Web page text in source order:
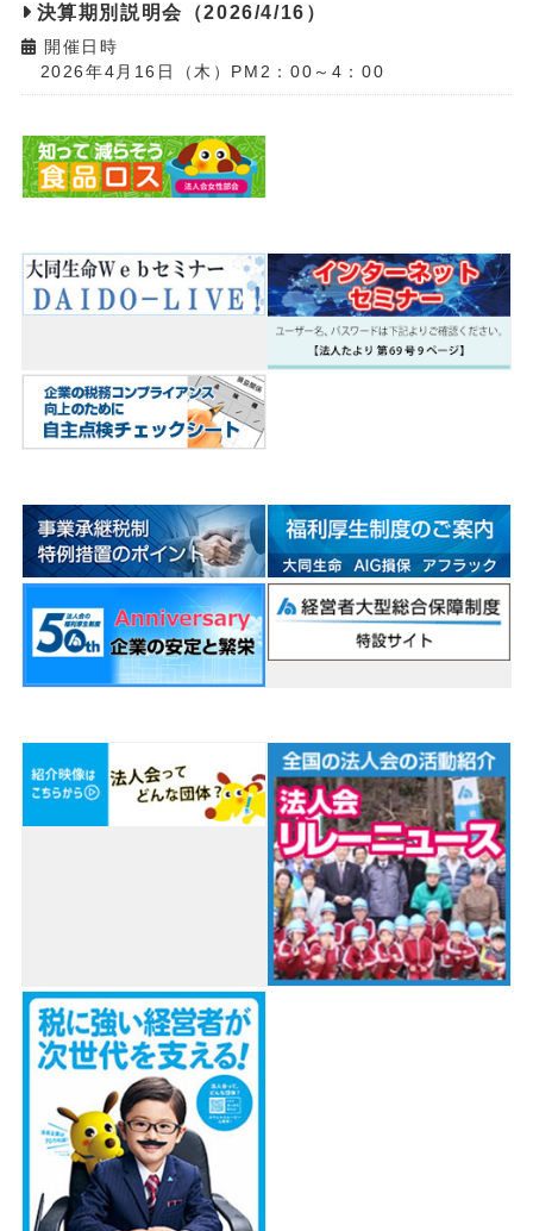
決算期別説明会（2026/4/16）
開催日時
2026年4月16日（木）PM2：00～4：00